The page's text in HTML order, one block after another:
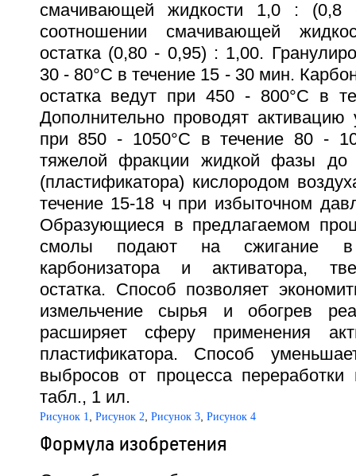
смачивающей жидкости 1,0 :
соотношении смачивающей
остатка (0,80 - 0,95) : 1,00.
30 - 80°С в течение 15 - 30 мин.
остатка ведут при 450 - 800°С в
Дополнительно проводят активацию
при 850 - 1050°С в течение 80 -
тяжелой фракции жидкой фазы до
(пластификатора) кислородом
течение 15-18 ч при избыточном
Образующиеся в предлагаемом
смолы подают на сжигание в
карбонизатора и активатора,
остатка. Способ позволяет
измельчение сырья и обогрев
расширяет сферу применения
пластификатора. Способ
выбросов от процесса
табл., 1 ил.
Рисунок 1 Рисунок 2 Рисунок 3, Рисунок 4
Формула изобретения